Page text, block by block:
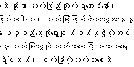
ဆိုတာ ဆက်ကြည့်လိုက်ရအောင်နော်။
ြံဖြစ်တာပါပဲ။ ဝက်ခြံဖြစ်တဲ့သူတွေအနေနဲ့
မှုပစ္စည်းတွေကိုရွေးချယ်ဝယ်ယူဖို့လိုအပ်
ာ ဝက်ခြံတွေကို သက်သာစေပြီး အသားအရေ
ရှိပါတယ်။ ဝက်ခြံကိုသက်သာစေတဲ့